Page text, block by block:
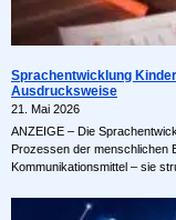
Sprachentwicklung
Ausdrucksweise
21. Mai 2026
ANZEIGE – Die
Prozessen der menschlichen
Kommunikationsmittel – sie